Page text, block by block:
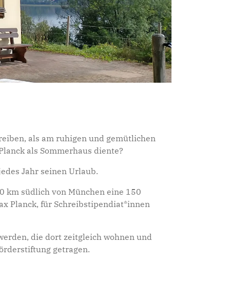
als am ruhigen und gemütlichen
als Sommerhaus diente?
Jahr seinen Urlaub.
km südlich von München eine 150
Planck, für Schreibstipendiat*innen
die dort zeitgleich wohnen und
getragen.